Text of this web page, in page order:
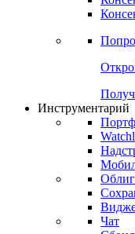
Прогнозы
Инструментарий